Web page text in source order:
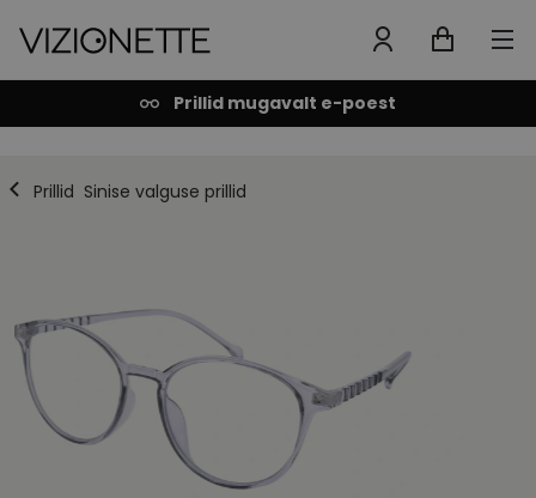
Prillid mugavalt e-poest
Prillid Sinise valguse prillid